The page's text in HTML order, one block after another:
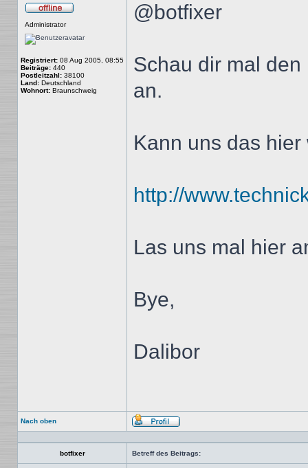
Administrator
Registriert: 08 Aug 2005, 08:55
Beiträge: 440
Postleitzahl: 38100
Land: Deutschland
Wohnort: Braunschweig
@botfixer
Schau dir mal
an.
Kann uns das
http://
Las uns mal hier
Bye,
Dalibor
Nach oben
Profil
botfixer Betreff des Beitrags: